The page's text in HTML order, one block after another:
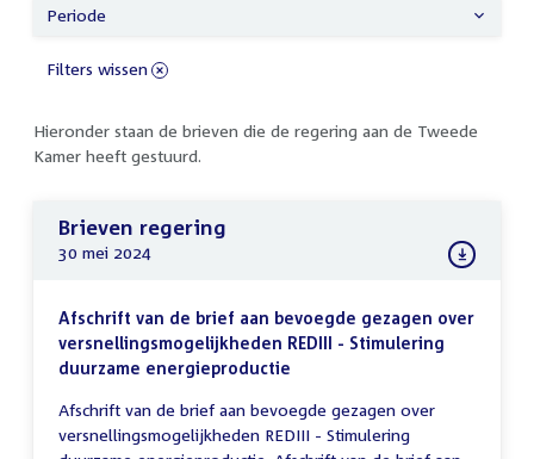
Hieronder staan de brieven die de regering aan de Tweede
Kamer heeft gestuurd.
Brieven regering
30 mei 2024
Afschrift van de brief aan bevoegde gezagen over
versnellingsmogelijkheden REDIII - Stimulering
duurzame energieproductie
Afschrift van de brief aan bevoegde gezagen over
versnellingsmogelijkheden REDIII - Stimulering
Periode
Filters wissen